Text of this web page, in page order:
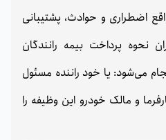
اضطراری و حوادث، پشتیبانی
نحوه پرداخت بیمه رانندگان
می‌شود: یا خود راننده مسئول
و مالک خودرو این وظیفه را